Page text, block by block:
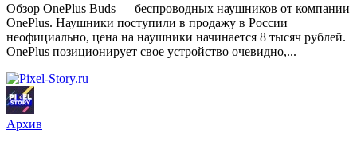
Обзор OnePlus Buds — беспроводных наушников от компании
OnePlus. Наушники поступили в продажу в России
неофициально, цена на наушники начинается 8 тысяч рублей.
OnePlus позиционирует свое устройство очевидно,...
Архив